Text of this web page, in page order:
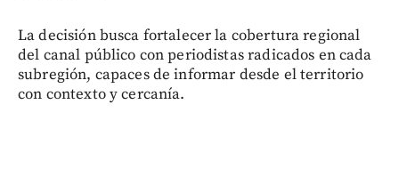
La decisión busca fortalecer la cobertura regional
del canal público con periodistas radicados en cada
subregión, capaces de informar desde el territorio
con contexto y cercanía.